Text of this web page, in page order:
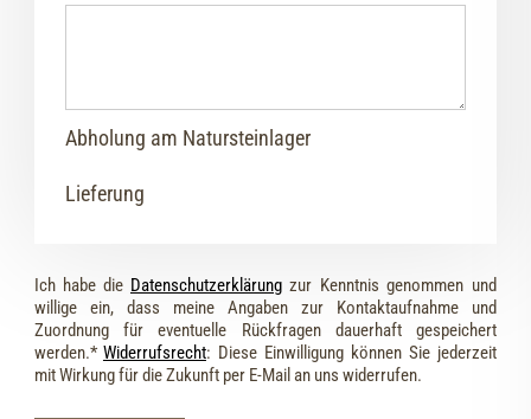
Abholung am Natursteinlager
Lieferung
Ich habe die Datenschutzerklärungzur Kenntnis genommen und
willige ein, dass meine Angaben zur Kontaktaufnahme und
Zuordnung für eventuelle Rückfragen dauerhaft gespeichert
werden.* Widerrufsrecht: Diese Einwilligung können Sie jederzeit
mit Wirkung für die Zukunft per E-Mail an uns widerrufen.